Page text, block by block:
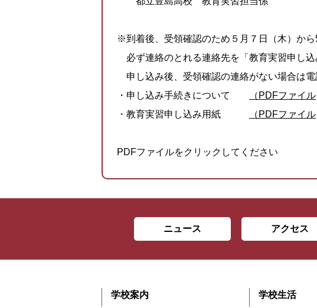
※到着後、受領確認のため５月７日（木）か
必ず連絡のとれる連絡先を「教育実習申し込
申し込み後、受領確認の連絡がない場合は
・申し込み手続きについて
（PDFファイル
・教育実習申し込み用紙
（PDFファイル
PDFファイルをクリックしてください
ニュース アクセス
学校案内
学校生活